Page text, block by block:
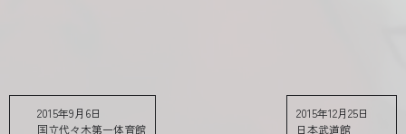
2015年9月6日
国立代々木第一体育館
2015年12月25日
日本武道館